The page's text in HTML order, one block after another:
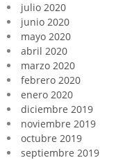
julio 2020
junio 2020
mayo 2020
abril 2020
marzo 2020
febrero 2020
enero 2020
diciembre 2019
noviembre 2019
octubre 2019
septiembre 2019